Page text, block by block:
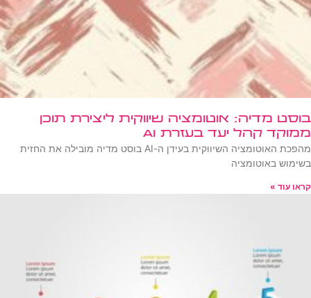
בוסט מדיה: אוטומציה שיווקית ליצירת תוכן
ממוקד קהל יעד בעזרת AI
מהפכת האוטומציה השיווקית בעידן ה-AI בוסט מדיה מובילה את החזית
בשימוש באוטומציה
קראו עוד »